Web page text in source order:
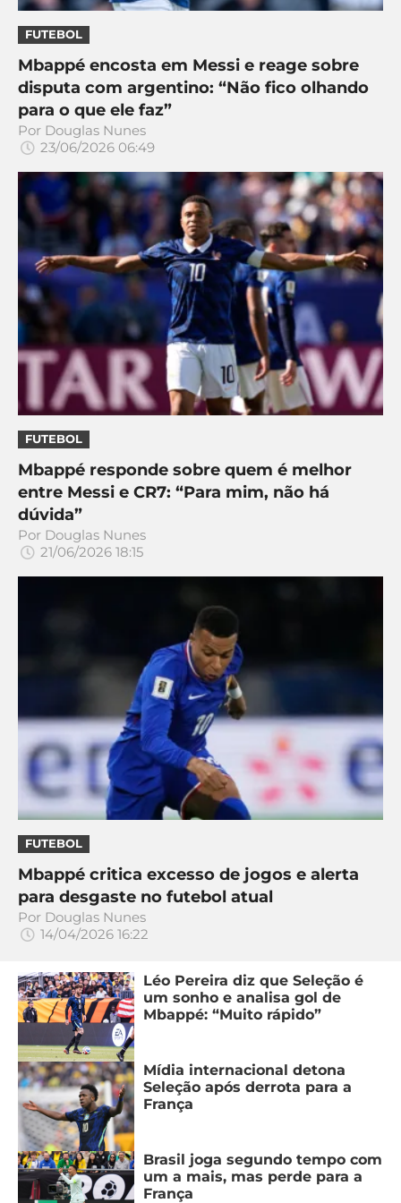
ONLINE
2026
GRÊMIO
ATLÉTICO
MG
CRUZEIRO
LALIGA
FUTEBOL
Mbappé encosta em Messi e reage sobre
disputa com argentino: “Não fico olhando
para o que ele faz”
Por Douglas Nunes
23/06/2026 06:49
FUTEBOL
Mbappé responde sobre quem é melhor
entre Messi e CR7: “Para mim, não há
dúvida”
Por Douglas Nunes
21/06/2026 18:15
FUTEBOL
Mbappé critica excesso de jogos e alerta
para desgaste no futebol atual
Por Douglas Nunes
14/04/2026 16:22
Léo Pereira diz que Seleção é
um sonho e analisa gol de
Mbappé: “Muito rápido”
Mídia internacional detona
Seleção após derrota para a
França
Brasil joga segundo tempo com
um a mais, mas perde para a
França